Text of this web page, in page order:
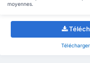
moyennes.